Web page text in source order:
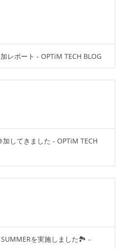
レポート - OPTiM TECH BLOG
してきました - OPTiM TECH
を実施しました🏞️ -